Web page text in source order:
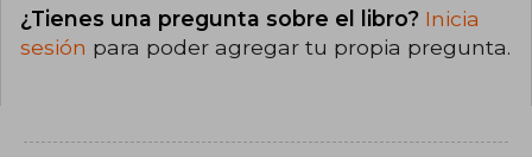
¿Tienes una pregunta sobre el libro? Inicia
sesión para poder agregar tu propia pregunta.